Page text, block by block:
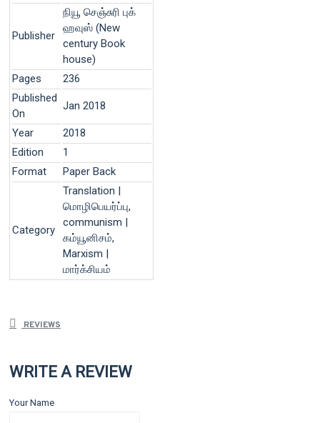
Publisher
நியூ செஞ்சுரி புக்
ஹவுஸ் (New
century Book
house)
Pages
236
Published
On
Jan 2018
Year
2018
Edition
1
Format
Paper Back
Category
Translation |
மொழிபெயர்ப்பு,
communism |
கம்யூனிசம்,
Marxism |
மார்க்சியம்
REVIEWS
WRITE A REVIEW
Your Name